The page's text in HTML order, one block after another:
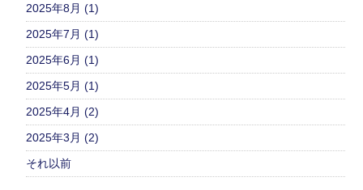
2025年8月 (1)
2025年7月 (1)
2025年6月 (1)
2025年5月 (1)
2025年4月 (2)
2025年3月 (2)
それ以前